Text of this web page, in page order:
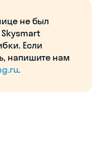
не был
Если
напишите нам
.